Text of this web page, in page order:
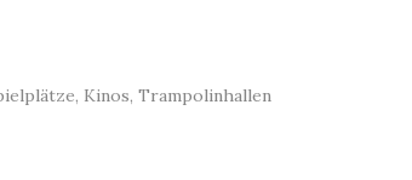
, Kinos, Trampolinhallen